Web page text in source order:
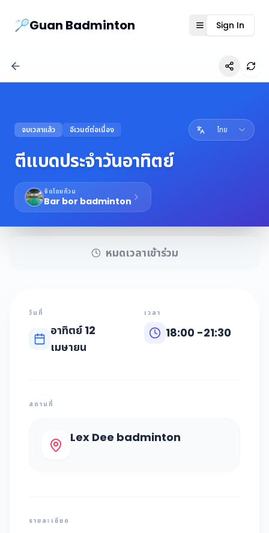
Guanbad App
🏸Guan Badminton Open menu
Sign In
จบเวลาแล้ว อีเวนต์ต่อเนื่อง ไทย
ตีแบดประจำวันอาทิตย์
จัดโดยก๊วน
Bar bor badminton
หมดเวลาเข้าร่วม
วันที่
อาทิตย์ 12
เมษายน
เวลา
18:00 -21:30
สถานที่
Lex Dee badminton
รายละเอียด